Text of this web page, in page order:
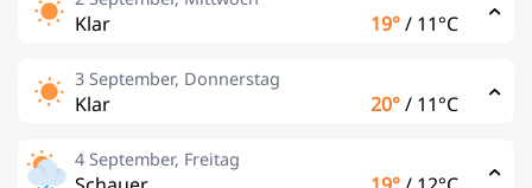
Klar 19°/ 11°C
3 September, Donnerstag
Klar 20°/ 11°C
4 September, Freitag